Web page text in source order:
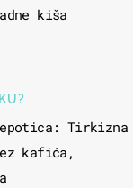
kiša
Tirkizna
kafića,